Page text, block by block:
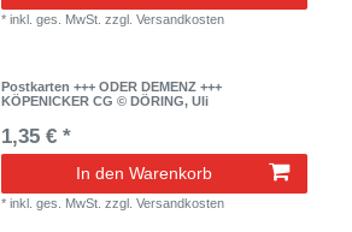
*inkl. ges. MwSt. zzgl.Versandkosten
Postkarten +++ ODER DEMENZ +++
KÖPENICKER CG © DÖRING, Uli
1,35 € *
In den Warenkorb
*inkl. ges. MwSt. zzgl.Versandkosten